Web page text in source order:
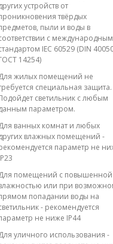
устройств от
твёрдых
пыли и воды в
с международным
IEC 60529 (DIN
14254)
жилых помещений не
специальная защита.
светильник с любым
параметром.
ванных комнат и любых
влажных помещений -
параметр не
помещений с повышенной
или при
попадании воды на
- рекомендуется
не ниже IP44
уличного использования -